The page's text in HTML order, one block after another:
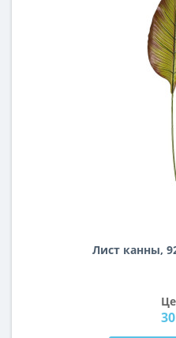
Лист канны,